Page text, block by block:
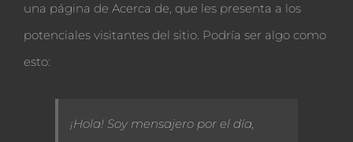
una página de Acerca de, que les presenta a los
potenciales visitantes del sitio. Podría ser algo como
esto:
¡Hola! Soy mensajero por el día,